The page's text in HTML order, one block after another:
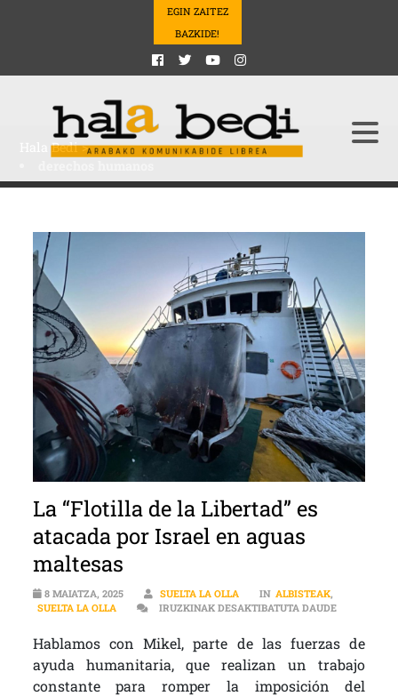
EGIN ZAITEZ
BAZKIDE!
Hala Bedi>
La “Flotilla de la Libertad” es
atacada por Israel en aguas
maltesas
8 MAIATZA, 2025 SUELTA LA OLLA IN ALBISTEAK,
SUELTA LA OLLA
IRUZKINAK DESAKTIBATUTA DAUDELA
Hablamos con Mikel, parte de las fuerzas de
ayuda humanitaria, que realizan un trabajo
constante para romper la imposición del